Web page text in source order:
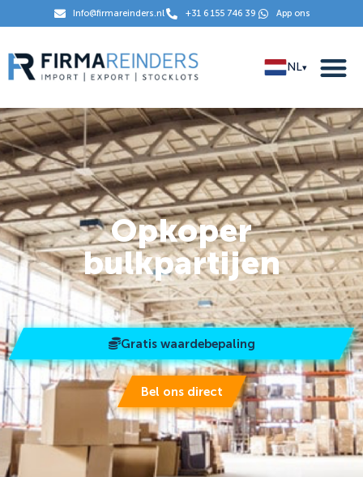
Info@firmareinders.nl +31 6 155 746 39 App ons
NL▾
Opkoper
bulkpartijen
Gratis waardebepaling
Bel ons direct